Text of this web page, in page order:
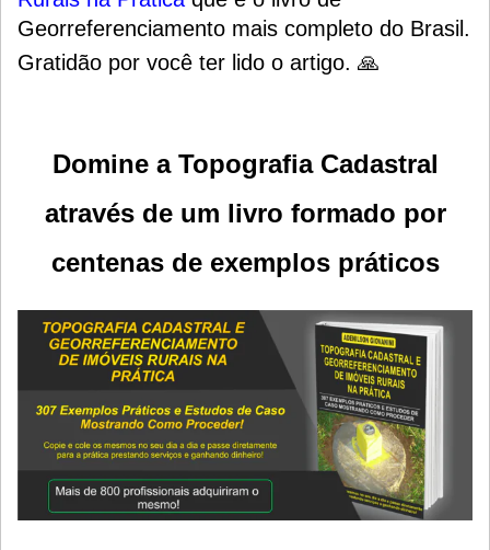
Georreferenciamento mais completo do Brasil.
Gratidão por você ter lido o artigo. 🙏
Domine a Topografia Cadastral
através de um livro formado por
centenas de exemplos práticos